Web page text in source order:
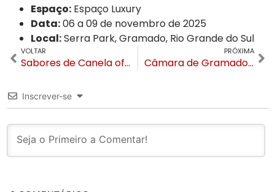
Espaço: Espaço Luxury
Data:06 a 09 de novembro de 2025
Local:Serra Park, Gramado, Rio Grande do Sul
VOLTAR
Sabores de Canela oferece workshop gratuito de massas e molhos Italianos na UCS Canela
PRÓXIMA
Câmara de Gramado lança 5ª edição do Troféu Professor Destaque para valorizar educadores
Inscrever-se